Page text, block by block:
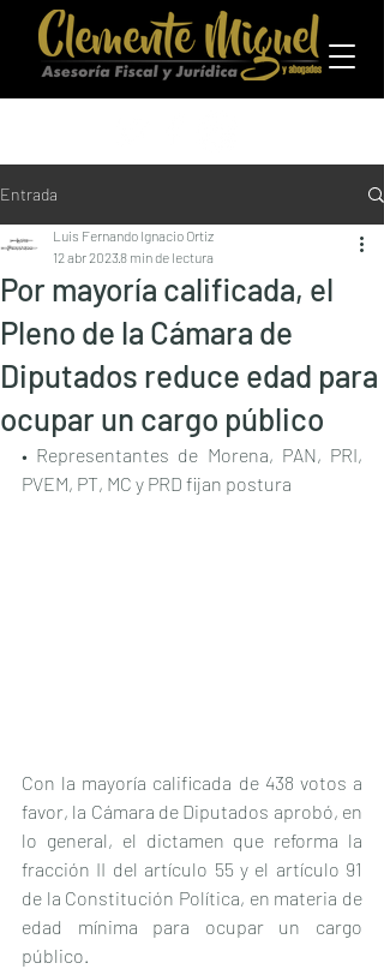
Entrada
Por mayoría calificada, el
Pleno de la Cámara de
Diputados reduce edad para
ocupar un cargo público
Luis Fernando Ignacio Ortiz
12 abr 20238 min de lectura
• Representantes de Morena, PAN, PRI,
PVEM, PT, MC y PRD fijan postura
Con la mayoría calificada de 438 votos a
favor, la Cámara de Diputados aprobó, en
lo general, el dictamen que reforma la
fracción II del artículo 55 y el artículo 91
de la Constitución Política, en materia de
edad mínima para ocupar un cargo
público.